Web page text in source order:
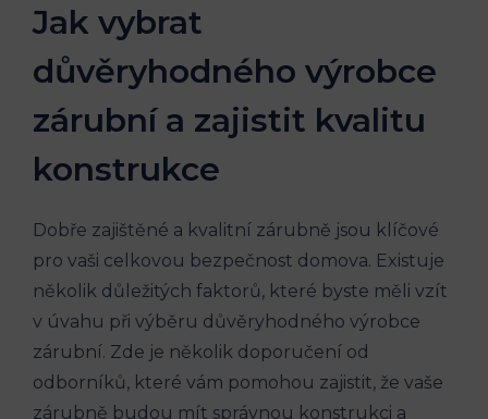
Jak vybrat
důvěryhodného výrobce
zárubní a zajistit kvalitu
konstrukce
Dobře zajištěné a kvalitní zárubně jsou klíčové
pro vaši celkovou bezpečnost domova. Existuje
několik důležitých faktorů, které byste měli vzít
v úvahu při výběru důvěryhodného výrobce
zárubní. Zde je několik doporučení od
odborníků, které vám pomohou zajistit, že vaše
zárubně budou mít správnou konstrukci a